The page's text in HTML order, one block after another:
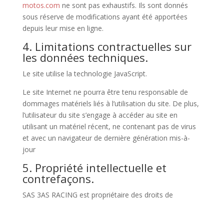
motos.com ne sont pas exhaustifs. Ils sont donnés
sous réserve de modifications ayant été apportées
depuis leur mise en ligne.
4. Limitations contractuelles sur
les données techniques.
Le site utilise la technologie JavaScript.
Le site Internet ne pourra être tenu responsable de
dommages matériels liés à l’utilisation du site. De plus,
l’utilisateur du site s’engage à accéder au site en
utilisant un matériel récent, ne contenant pas de virus
et avec un navigateur de dernière génération mis-à-
jour
5. Propriété intellectuelle et
contrefaçons.
SAS 3AS RACING est propriétaire des droits de